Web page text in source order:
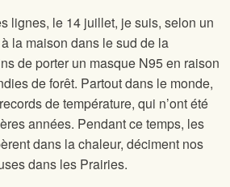
lignes, le 14 juillet, je suis, selon un
la maison dans le sud de la
de porter un masque N95 en raison
de forêt. Partout dans le monde,
de température, qui n’ont été
années. Pendant ce temps, les
dans la chaleur, déciment nos
dans les Prairies.